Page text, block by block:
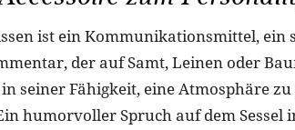
ist ein Kommunikationsmittel, ein
der auf Samt, Leinen oder
seiner Fähigkeit, eine Atmosphäre
humorvoller Spruch auf dem Sessel